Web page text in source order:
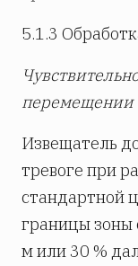
5.1.3
перемещении
Извещатель
тревоге при
стандартной
границы зоны
м или 30 %